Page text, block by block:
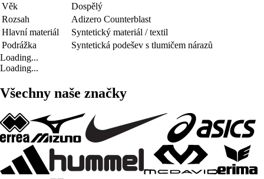
Věk
Dospělý
Rozsah
Adizero Counterblast
Hlavní materiál
Syntetický materiál / textil
Podrážka
Syntetická podešev s tlumičem nárazů
Loading...
Loading...
Všechny naše značky